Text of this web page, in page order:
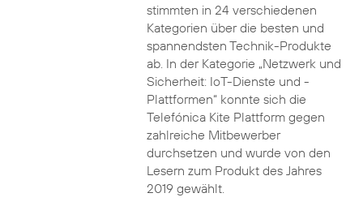
stimmten in 24 verschiedenen
Kategorien über die besten und
spannendsten Technik-Produkte
ab. In der Kategorie „Netzwerk und
Sicherheit: IoT-Dienste und -
Plattformen“ konnte sich die
Telefónica Kite Plattform gegen
zahlreiche Mitbewerber
durchsetzen und wurde von den
Lesern zum Produkt des Jahres
2019 gewählt.